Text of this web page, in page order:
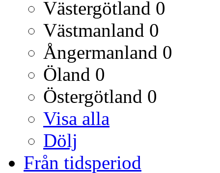
Västergötland 0
Västmanland 0
Ångermanland 0
Öland 0
Östergötland 0
Visa alla
Dölj
Från tidsperiod